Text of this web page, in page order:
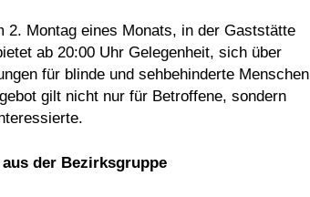
2. Montag eines Monats, in der Gaststätte
ab 20:00 Uhr Gelegenheit, sich über
für blinde und sehbehinderte Menschen
gilt nicht nur für Betroffene, sondern
der Bezirksgruppe